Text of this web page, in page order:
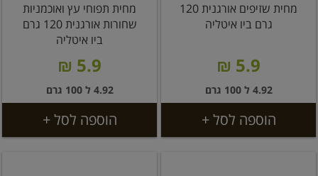
מחית שזיפים אורגנית 120
גרם ביו איטליה
5.9 ₪
4.92 ל 100 גרם
הוספה לסל +
מחית תפוחי עץ ואוכמניות
שחורות אורגנית 120 גרם
ביו איטליה
5.9 ₪
4.92 ל 100 גרם
הוספה לסל +